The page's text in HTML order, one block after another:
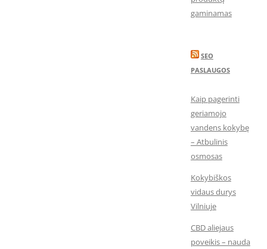
gaminamas
SEO
PASLAUGOS
Kaip pagerinti
geriamojo
vandens kokybę
– Atbulinis
osmosas
Kokybiškos
vidaus durys
Vilniuje
CBD aliejaus
poveikis – nauda